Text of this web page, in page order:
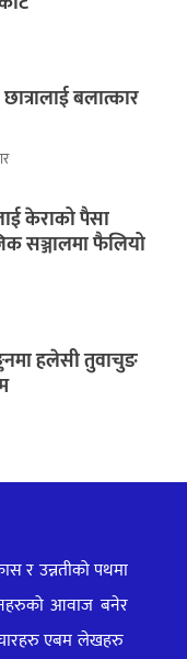
बलात्कार
केराको पैसा
सञ्जालमा फैलियो
हलेसी तुवाचुङ
र उन्नतीको पथमा
आवाज बनेर
एबम लेखहरु